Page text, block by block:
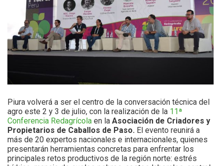
Piura volverá a ser el centro de la conversación técnica del
agro este 2 y 3 de julio, con la realización de la 11ª
Conferencia Redagrícola en la Asociación de Criadores y
Propietarios de Caballos de Paso. El evento reunirá a
más de 20 expertos nacionales e internacionales, quienes
presentarán herramientas concretas para enfrentar los
principales retos productivos de la región norte: estrés